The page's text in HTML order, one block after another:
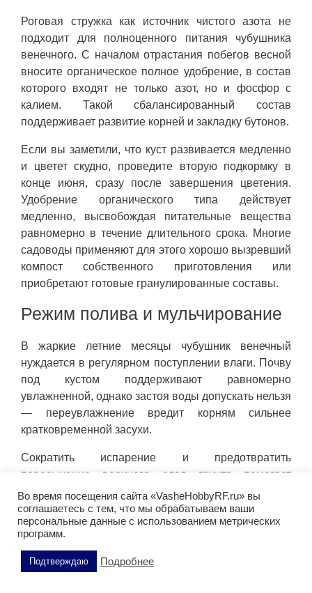
Роговая стружка как источник чистого азота не
подходит для полноценного питания чубушника
венечного. С началом отрастания побегов весной
вносите органическое полное удобрение, в состав
которого входят не только азот, но и фосфор с
калием. Такой сбалансированный состав
поддерживает развитие корней и закладку бутонов.
Если вы заметили, что куст развивается медленно
и цветет скудно, проведите вторую подкормку в
конце июня, сразу после завершения цветения.
Удобрение органического типа действует
медленно, высвобождая питательные вещества
равномерно в течение длительного срока. Многие
садоводы применяют для этого хорошо вызревший
компост собственного приготовления или
приобретают готовые гранулированные составы.
Режим полива и мульчирование
В жаркие летние месяцы чубушник венечный
нуждается в регулярном поступлении влаги. Почву
под кустом поддерживают равномерно
увлажненной, однако застоя воды допускать нельзя
— переувлажнение вредит корням сильнее
кратковременной засухи.
Сократить испарение и предотвратить
пересыхание верхнего слоя грунта помогает
мульча. Слой органического материала (кора,
щепа, компост) толщиной 5–7 см сохраняет влагу и
избавляет от необходимости часто рыхлить
приствольный круг.
Обрезка: осветление, формовка
Во время посещения сайта «VasheHobbyRF.ru» вы
соглашаетесь с тем, что мы обрабатываем ваши
персональные данные с использованием метрических
программ.
Подтверждаю Подробнее